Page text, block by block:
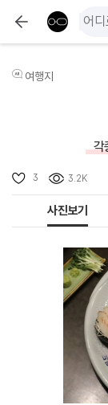
여행지
각
3 3.2K
사진보기